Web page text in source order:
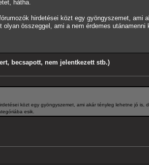
hátha.
hirdetései közt egy gyöngyszemet,
összeggel, ami a nem érdemes utánamenni
becsapott, nem jelentkezett stb.)
közt egy gyöngyszemet, ami akár tényleg lehetne jó
esik.